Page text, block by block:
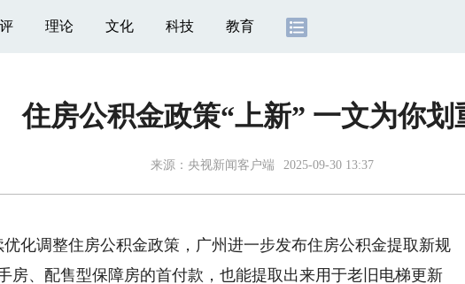
理论 文化 科技 教育
住房公积金政策“上新” 一文为你划
来源： 央视新闻客户端 2025-09-30 13:37
调整住房公积金政策，广州进一步发布住房公积金提取新规
房、配售型保障房的首付款，也能提取出来用于老旧电梯更新